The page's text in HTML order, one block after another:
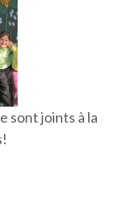
sont joints à la